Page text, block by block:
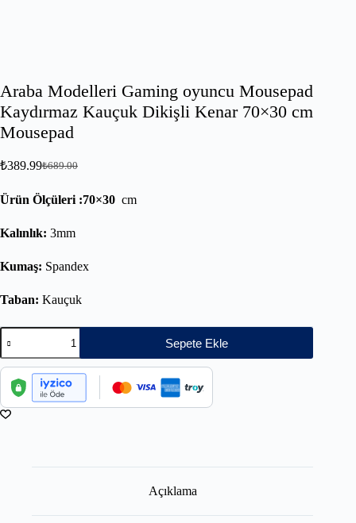
Araba Modelleri Gaming oyuncu Mousepad
Kaydırmaz Kauçuk Dikişli Kenar 70×30 cm
Mousepad
₺689.00
₺389.99
Ürün Ölçüleri :70×30 cm
Kalınlık: 3mm
Kumaş: Spandex
Taban: Kauçuk
Sepete Ekle
Açıklama